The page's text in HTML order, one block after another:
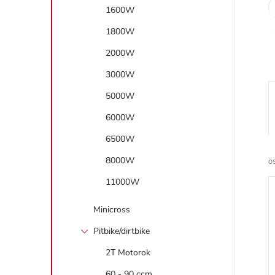
1600W
1800W
2000W
3000W
5000W
6000W
6500W
8000W
11000W
Minicross
Pitbike/dirtbike
2T Motorok
e